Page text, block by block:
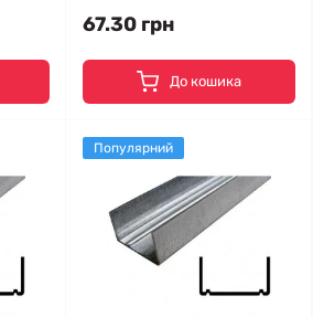
67.30 грн
До кошика
Популярний